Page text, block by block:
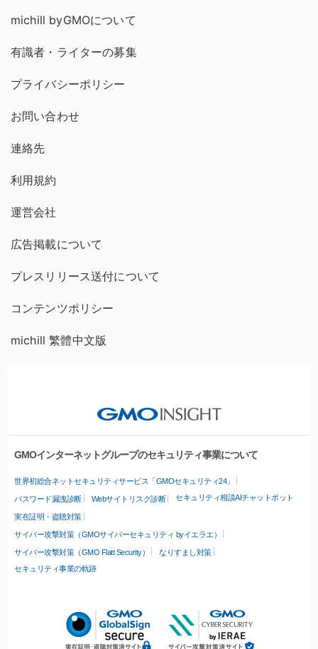
michill byGMOについて
有識者・ライターの募集
プライバシーポリシー
お問い合わせ
連絡先
利用規約
運営会社
広告掲載について
プレスリリース送付について
コンテンツポリシー
michill 繁體中文版
GMOインターネットグループのセキュリティ事業について
世界初総合ネットセキュリティサービス「GMOセキュリティ24」
パスワード漏洩診断 Webサイトリスク診断 セキュリティ相談AIチャットボット
実在証明・盗聴対策
サイバー攻撃対策（GMOサイバーセキュリティ byイエラエ）
サイバー攻撃対策（GMO Flatt Security）
なりすまし対策
セキュリティ事業の軌跡